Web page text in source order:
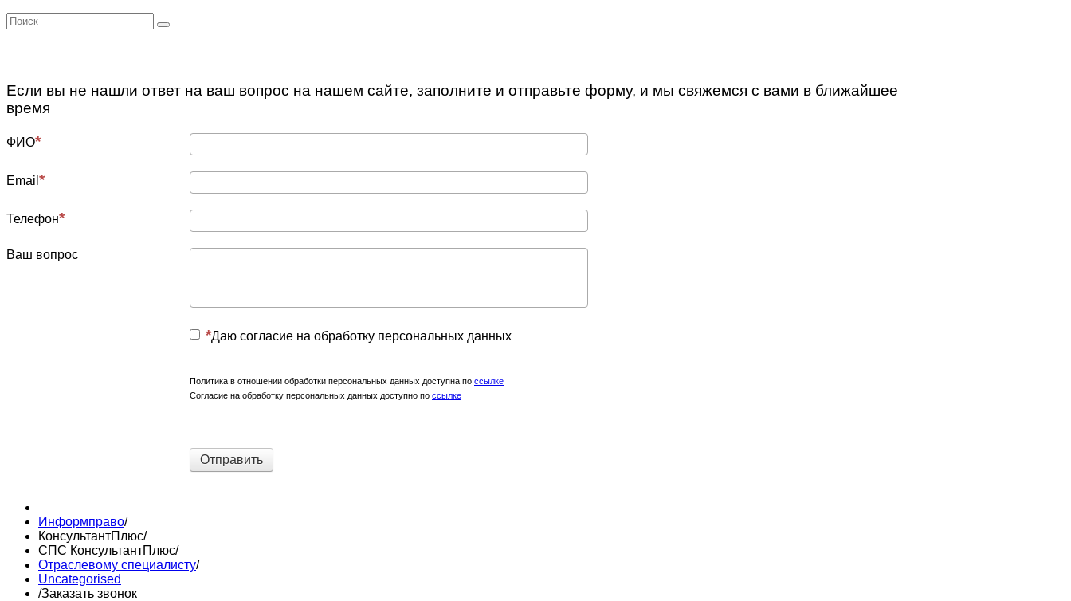
Если вы не нашли ответ на ваш вопрос на нашем сайте, заполните и отправьте форму, и мы свяжемся с вами в ближайшее
время
ФИО
Email
Телефон
Ваш вопрос
Даю согласие на обработку персональных данных
Политика в отношении обработки персональных данных доступна по ссылке
Согласие на обработку персональных данных доступно по ссылке
Отправить
Информправо/
КонсультантПлюс/
СПС КонсультантПлюс/
Отраслевому специалисту/
Uncategorised
/Заказать звонок